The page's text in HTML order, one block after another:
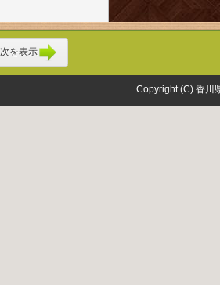
次を表示
Copyright (C) 香川